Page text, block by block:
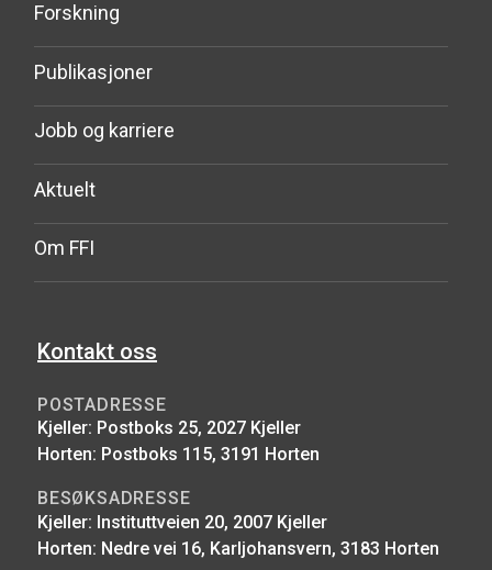
Forskning
Publikasjoner
Jobb og karriere
Aktuelt
Om FFI
Kontakt oss
POSTADRESSE
Kjeller: Postboks 25, 2027 Kjeller
Horten: Postboks 115, 3191 Horten
BESØKSADRESSE
Kjeller: Instituttveien 20, 2007 Kjeller
Horten: Nedre vei 16, Karljohansvern, 3183 Horten